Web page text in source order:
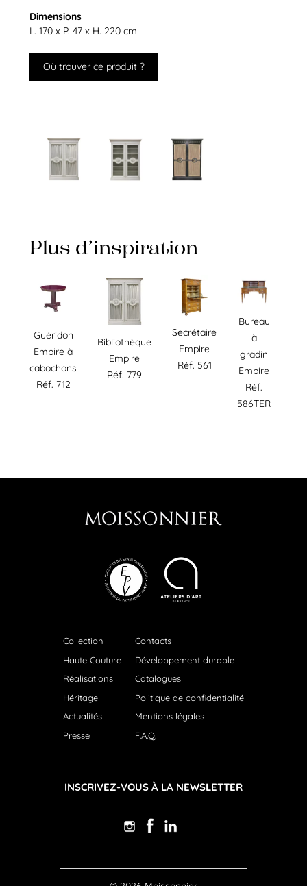
Dimensions
L. 170 x P. 47 x H. 220 cm
Où trouver ce produit ?
Plus d’inspiration
Guéridon
Empire à
cabochons
Réf. 712
Bibliothèque
Empire
Réf. 779
Secrétaire
Empire
Réf. 561
Bureau
à
gradin
Empire
Réf.
586TER
Collection
Haute Couture
Réalisations
Héritage
Actualités
Presse
Contacts
Développement durable
Catalogues
Politique de confidentialité
Mentions légales
F.A.Q.
INSCRIVEZ-VOUS À LA NEWSLETTER